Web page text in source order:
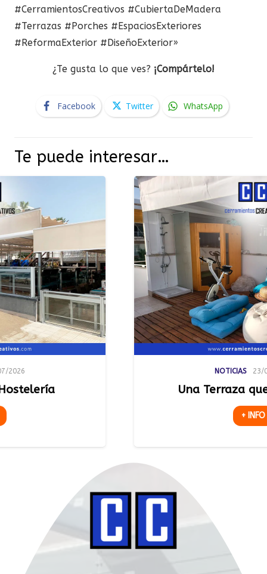
#CerramientosCreativos #CubiertaDeMadera
#Terrazas #Porches #EspaciosExteriores
#ReformaExterior #DiseñoExterior»
¿Te gusta lo que ves? ¡Compártelo!
Facebook Twitter WhatsApp
Te puede interesar…
23/07/2026
Una Terraza que se